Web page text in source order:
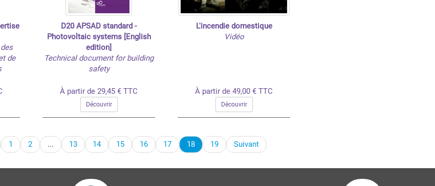
de
D20 APSAD standard -
Photovoltaic systems [English
edition]
Technical document for building
safety
À partir de 29,45 € TTC
Découvrir
L'incendie domestique
Vidéo
À partir de 49,00 € TTC
Découvrir
1 2 ... 13 14 15 16 17 18 19 Suivant